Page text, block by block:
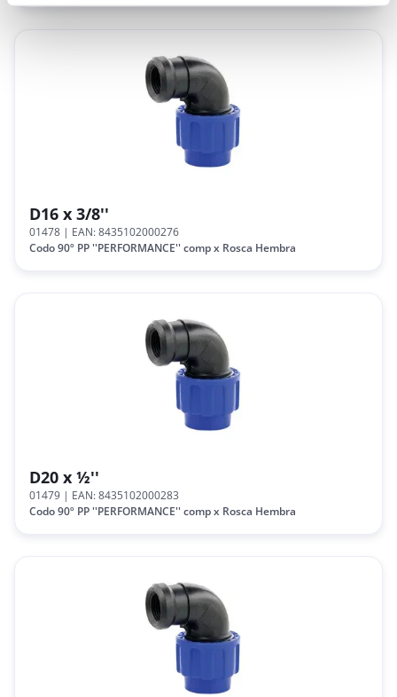
D16 x 3/8''
01478 | EAN: 8435102000276
Codo 90º PP ''PERFORMANCE'' comp x Rosca Hembra
D20 x ½''
01479 | EAN: 8435102000283
Codo 90º PP ''PERFORMANCE'' comp x Rosca Hembra